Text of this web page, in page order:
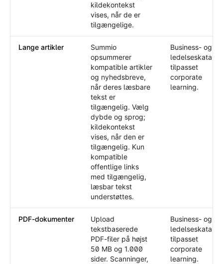
kildekontekst
vises, når de er
tilgængelige.
Lange artikler
Summio
opsummerer
kompatible artikler
og nyhedsbreve,
når deres læsbare
tekst er
tilgængelig. Vælg
dybde og sprog;
kildekontekst
vises, når den er
tilgængelig. Kun
kompatible
offentlige links
med tilgængelig,
læsbar tekst
understøttes.
Business- og
ledelseskatalog
tilpasset
corporate
learning.
PDF-dokumenter
Upload
tekstbaserede
PDF-filer på højst
50 MB og 1.000
sider. Scanninger,
Business- og
ledelseskatalog
tilpasset
corporate
learning.